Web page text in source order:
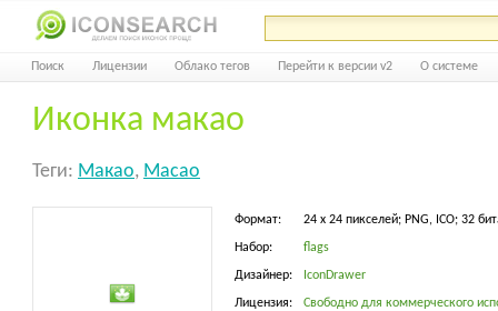
Поиск Лицензии Облако тегов Перейти к версии v2 О системе
Иконка макао
Теги: Макао, Macao
Формат: 24 x 24 пикселей; PNG, ICO; 32
Набор: flags
Дизайнер: IconDrawer
Лицензия: Свободно для коммерческого